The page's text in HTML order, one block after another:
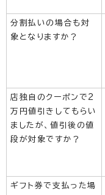
分割払いの場合も対
象となりますか？
店独自のクーポンで2
万円値引きしてもらい
ましたが、値引後の値
段が対象ですか？
ギフト券で支払った場